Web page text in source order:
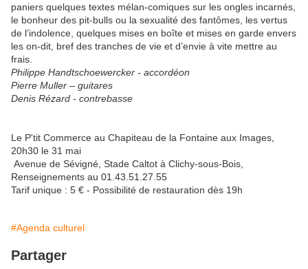
paniers quelques textes mélan-comiques sur les ongles incarnés,
le bonheur des pit-bulls ou la sexualité des fantômes, les vertus
de l’indolence, quelques mises en boîte et mises en garde envers
les on-dit, bref des tranches de vie et d’envie à vite mettre au
frais.
Philippe Handtschoewercker - accordéon
Pierre Muller – guitares
Denis Rézard - contrebasse
Le P'tit Commerce au Chapiteau de la Fontaine aux Images,
20h30 le 31 mai
Avenue de Sévigné, Stade Caltot à Clichy-sous-Bois,
Renseignements au 01.43.51.27.55
Tarif unique : 5 € - Possibilité de restauration dès 19h
#Agenda culturel
Partager